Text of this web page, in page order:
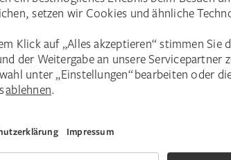
Telefon